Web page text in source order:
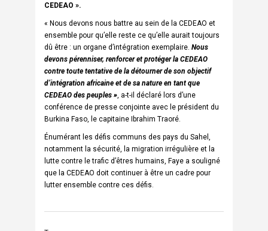
CEDEAO ».
« Nous devons nous battre au sein de la CEDEAO et
ensemble pour qu’elle reste ce qu’elle aurait toujours
dû être : un organe d’intégration exemplaire. Nous
devons pérenniser, renforcer et protéger la CEDEAO
contre toute tentative de la détourner de son objectif
d’intégration africaine et de sa nature en tant que
CEDEAO des peuples » , a-t-il déclaré lors d’une
conférence de presse conjointe avec le président du
Burkina Faso, le capitaine Ibrahim Traoré.
Énumérant les défis communs des pays du Sahel,
notamment la sécurité, la migration irrégulière et la
lutte contre le trafic d’êtres humains, Faye a souligné
que la CEDEAO doit continuer à être un cadre pour
lutter ensemble contre ces défis.